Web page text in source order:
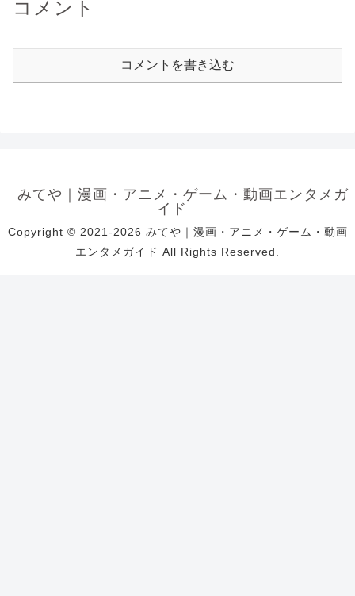
コメント
コメントを書き込む
みてや｜漫画・アニメ・ゲーム・動画エンタメガ
イド
Copyright © 2021-2026 みてや｜漫画・アニメ・ゲーム・動画
エンタメガイド All Rights Reserved.